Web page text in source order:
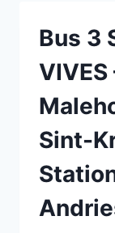
–
–
–
–
Bus 3
VIVES
Sint-